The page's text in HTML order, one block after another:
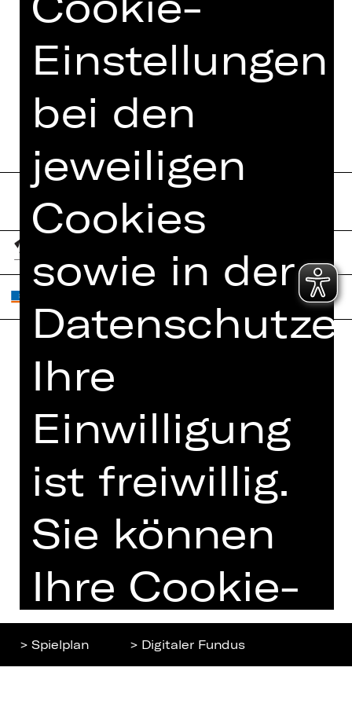
TERMINE UND BESETZUNG
Home
Spielplan
Künstler*innen
Newsletter
Kartenkauf
Abos 26/27
Presse
Kontakt
ZVB/L
AGB
Datenschutz
Cookies
> Spielplan > Digitaler Fundus
Einstellungen
bei den
jeweiligen
Cookies
sowie in der
Ihre
Einwilligung
ist freiwillig.
Sie können
Ihre Cookie-
Einstellungen